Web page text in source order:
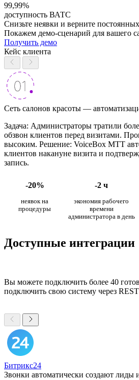
99,99%
доступность ВАТС
Снизьте неявки и верните
Покажем демо-сценарий для вашего
Получить демо
Кейс клиента
Сеть салонов красоты —
Задача: Администраторы тратили
обзвон клиентов перед визитами.
высоким. Решение: VoiceBox МТТ
клиентов накануне визита и
запись.
-20% -2 ч
неявок на
процедуры
экономия рабочего
времени
администратора в день
Доступные интеграции
Вы можете подключить более 40
подключить свою систему через
Битрикс24
Звонки автоматически создают лиды